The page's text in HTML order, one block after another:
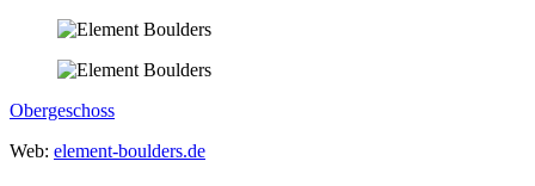
Obergeschoss
Web: element-boulders.de